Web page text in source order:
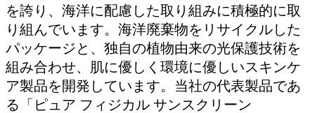
を誇り、海洋に配慮した取り組みに積極的に取
り組んでいます。海洋廃棄物をリサイクルした
パッケージと、独自の植物由来の光保護技術を
組み合わせ、肌に優しく環境に優しいスキンケ
ア製品を開発しています。当社の代表製品であ
る「ピュア フィジカル サンスクリーン